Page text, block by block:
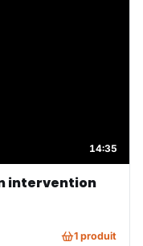
14:35
intervention
1 produit